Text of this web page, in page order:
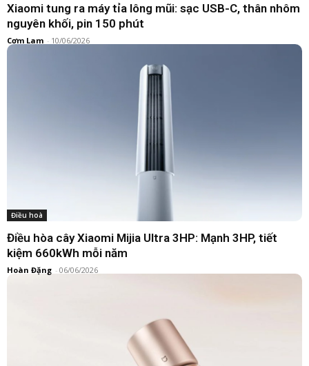
Xiaomi tung ra máy tỉa lông mũi: sạc USB-C, thân nhôm
nguyên khối, pin 150 phút
Cơm Lam - 10/06/2026
Điều hoà
Điều hòa cây Xiaomi Mijia Ultra 3HP: Mạnh 3HP, tiết
kiệm 660kWh mỗi năm
Hoàn Đặng - 06/06/2026